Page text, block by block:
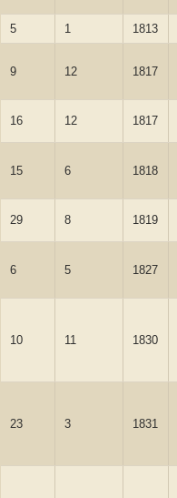
5 1 1813
9 12 1817
16 12 1817
15 6 1818
29 8 1819
6 5 1827
10 11 1830
23 3 1831